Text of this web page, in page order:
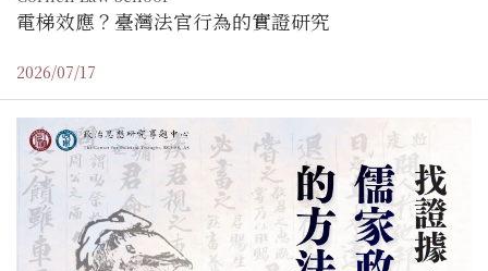
電梯效應？臺灣法官行為的實證研究
2026/07/17